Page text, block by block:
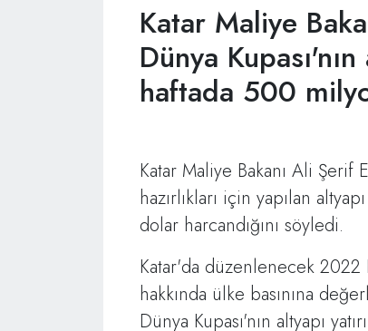
Katar Maliye
Dünya
haftada 500
Katar Maliye Bakanı Ali Şerif
hazırlıkları için yapılan
dolar harcandığını söyledi.
Katar'da düzenlenecek 2022
hakkında ülke basınına
Dünya Kupası'nın altyapı